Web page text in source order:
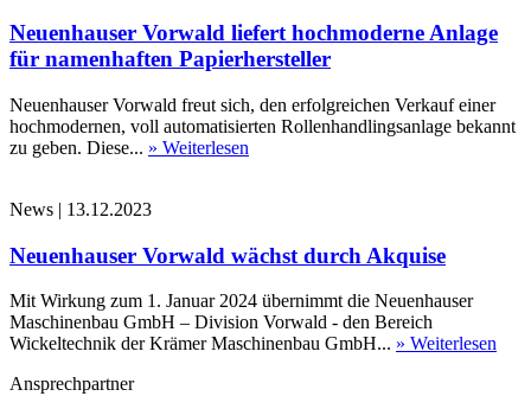
Neuenhauser Vorwald liefert hochmoderne Anlage
für namenhaften Papierhersteller
Neuenhauser Vorwald freut sich, den erfolgreichen Verkauf einer
hochmodernen, voll automatisierten Rollenhandlingsanlage bekannt
zu geben. Diese... » Weiterlesen
News | 13.12.2023
Neuenhauser Vorwald wächst durch Akquise
Mit Wirkung zum 1. Januar 2024 übernimmt die Neuenhauser
Maschinenbau GmbH – Division Vorwald - den Bereich
Wickeltechnik der Krämer Maschinenbau GmbH... » Weiterlesen
Ansprechpartner